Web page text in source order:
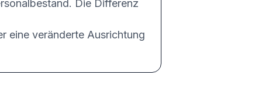
Die Differenz
eine veränderte Ausrichtung